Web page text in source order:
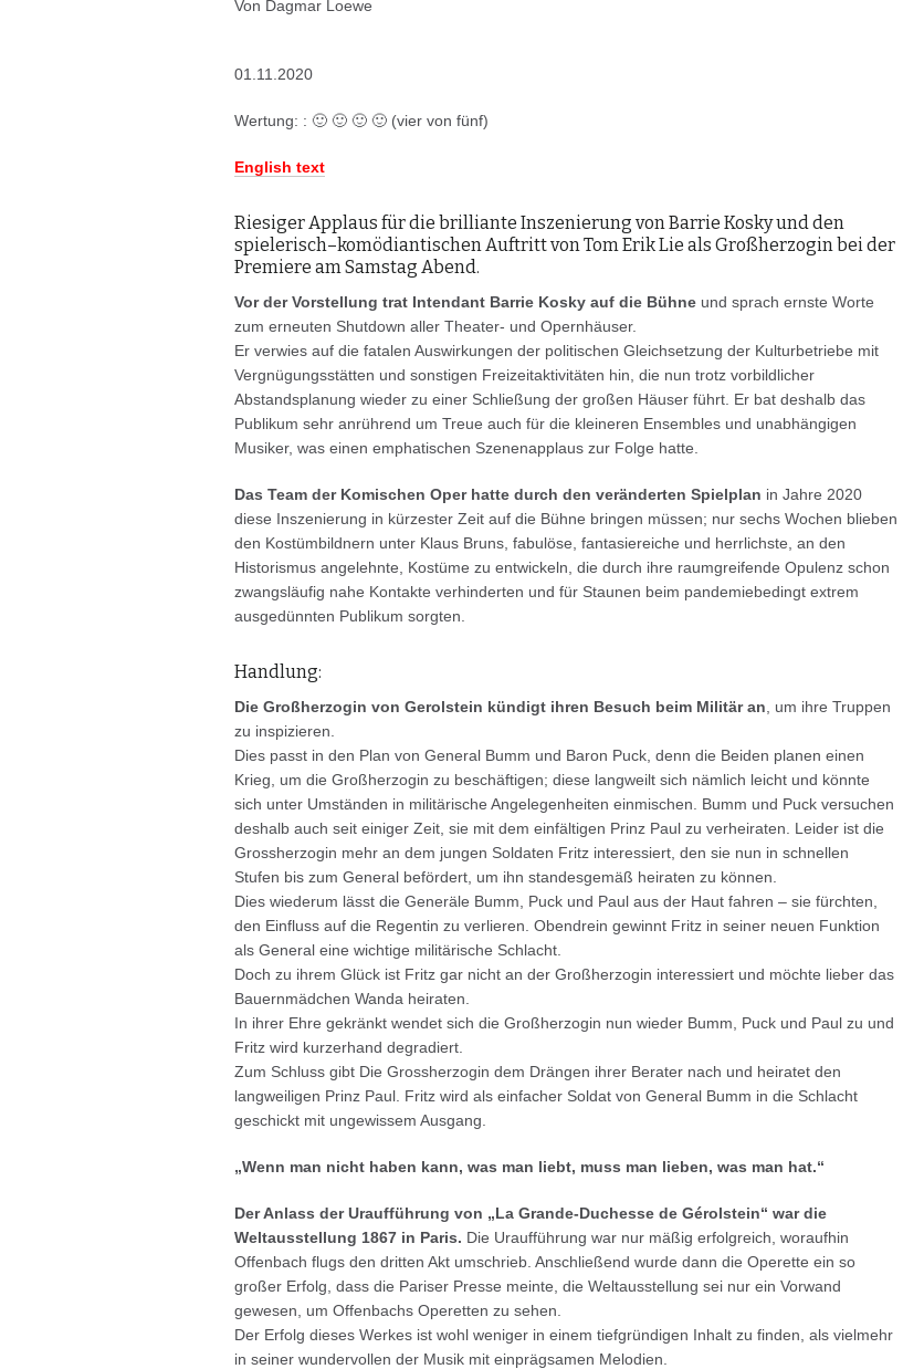
Von Dagmar Loewe
01.11.2020
Wertung: : 🙂 🙂 🙂 🙂 (vier von fünf)
English text
Riesiger Applaus für die brilliante Inszenierung von Barrie Kosky und den
spielerisch–komödiantischen Auftritt von Tom Erik Lie als Großherzogin bei der
Premiere am Samstag Abend.
Vor der Vorstellung trat Intendant Barrie Kosky auf die Bühne und sprach ernste Worte
zum erneuten Shutdown aller Theater- und Opernhäuser.
Er verwies auf die fatalen Auswirkungen der politischen Gleichsetzung der Kulturbetriebe mit
Vergnügungsstätten und sonstigen Freizeitaktivitäten hin, die nun trotz vorbildlicher
Abstandsplanung wieder zu einer Schließung der großen Häuser führt. Er bat deshalb das
Publikum sehr anrührend um Treue auch für die kleineren Ensembles und unabhängigen
Musiker, was einen emphatischen Szenenapplaus zur Folge hatte.
Das Team der Komischen Oper hatte durch den veränderten Spielplan in Jahre 2020
diese Inszenierung in kürzester Zeit auf die Bühne bringen müssen; nur sechs Wochen blieben
den Kostümbildnern unter Klaus Bruns, fabulöse, fantasiereiche und herrlichste, an den
Historismus angelehnte, Kostüme zu entwickeln, die durch ihre raumgreifende Opulenz schon
zwangsläufig nahe Kontakte verhinderten und für Staunen beim pandemiebedingt extrem
ausgedünnten Publikum sorgten.
Handlung:
Die Großherzogin von Gerolstein kündigt ihren Besuch beim Militär an , um ihre Truppen
zu inspizieren.
Dies passt in den Plan von General Bumm und Baron Puck, denn die Beiden planen einen
Krieg, um die Großherzogin zu beschäftigen; diese langweilt sich nämlich leicht und könnte
sich unter Umständen in militärische Angelegenheiten einmischen. Bumm und Puck versuchen
deshalb auch seit einiger Zeit, sie mit dem einfältigen Prinz Paul zu verheiraten. Leider ist die
Grossherzogin mehr an dem jungen Soldaten Fritz interessiert, den sie nun in schnellen
Stufen bis zum General befördert, um ihn standesgemäß heiraten zu können.
Dies wiederum lässt die Generäle Bumm, Puck und Paul aus der Haut fahren – sie fürchten,
den Einfluss auf die Regentin zu verlieren. Obendrein gewinnt Fritz in seiner neuen Funktion
als General eine wichtige militärische Schlacht.
Doch zu ihrem Glück ist Fritz gar nicht an der Großherzogin interessiert und möchte lieber das
Bauernmädchen Wanda heiraten.
In ihrer Ehre gekränkt wendet sich die Großherzogin nun wieder Bumm, Puck und Paul zu und
Fritz wird kurzerhand degradiert.
Zum Schluss gibt Die Grossherzogin dem Drängen ihrer Berater nach und heiratet den
langweiligen Prinz Paul. Fritz wird als einfacher Soldat von General Bumm in die Schlacht
geschickt mit ungewissem Ausgang.
„Wenn man nicht haben kann, was man liebt, muss man lieben, was man hat.“
Der Anlass der Uraufführung von „La Grande-Duchesse de Gérolstein“ war die
Weltausstellung 1867 in Paris. Die Uraufführung war nur mäßig erfolgreich, woraufhin
Offenbach flugs den dritten Akt umschrieb. Anschließend wurde dann die Operette ein so
großer Erfolg, dass die Pariser Presse meinte, die Weltausstellung sei nur ein Vorwand
gewesen, um Offenbachs Operetten zu sehen.
Der Erfolg dieses Werkes ist wohl weniger in einem tiefgründigen Inhalt zu finden, als vielmehr
in seiner wundervollen der Musik mit einprägsamen Melodien.